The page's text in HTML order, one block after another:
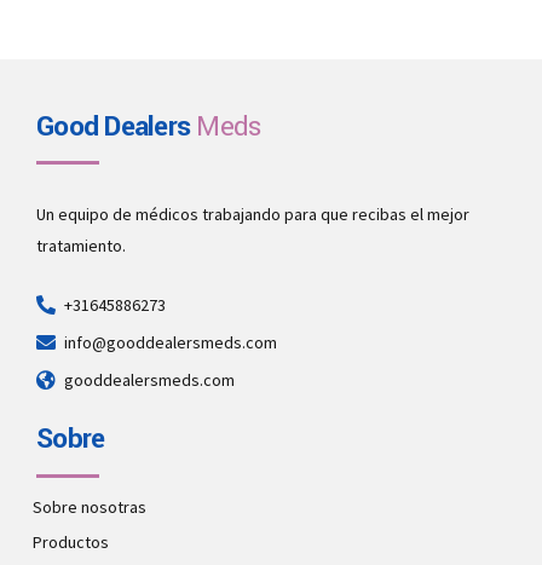
Good DealersMeds
Un equipo de médicos trabajando para que recibas el mejor
tratamiento.
+31645886273
info@gooddealersmeds.com
gooddealersmeds.com
Sobre
Sobre nosotras
Productos